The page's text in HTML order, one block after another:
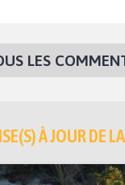
LES
À JOUR DE